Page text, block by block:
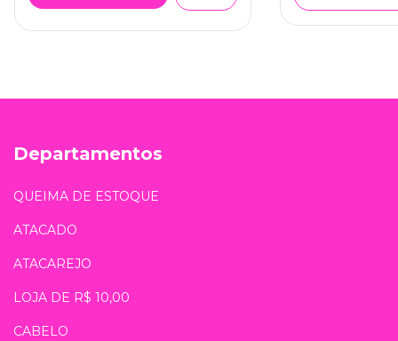
Departamentos
QUEIMA DE ESTOQUE
ATACADO
ATACAREJO
LOJA DE R$ 10,00
CABELO